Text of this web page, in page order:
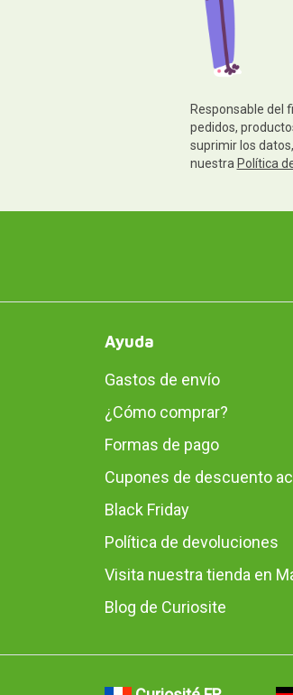
Responsable del
pedidos,
suprimir los
nuestra Política
Ayuda
Gastos de envío
¿Cómo comprar?
Formas de pago
Cupones de descuento
Black Friday
Política de devoluciones
Visita nuestra tienda en
Blog de Curiosite